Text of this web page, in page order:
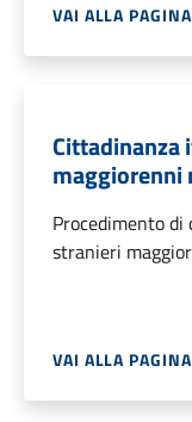
VAI ALLA PAGINA
Cittadinanza
maggiorenni
Procedimento
stranieri
VAI ALLA PAGINA